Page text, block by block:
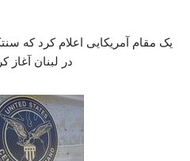
یک مقام آمریکایی اعلام کرد که
در لبنان